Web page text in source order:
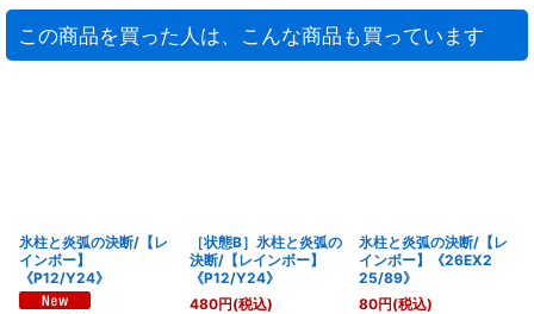
この商品を買った人は、こんな商品も買っています
氷柱と炎弧の決断/【レ
インボー】
《P12/Y24》
［状態B］氷柱と炎弧の
決断/【レインボー】
《P12/Y24》
480円(税込)
氷柱と炎弧の決断/【レ
インボー】《26EX2
25/89》
80円(税込)